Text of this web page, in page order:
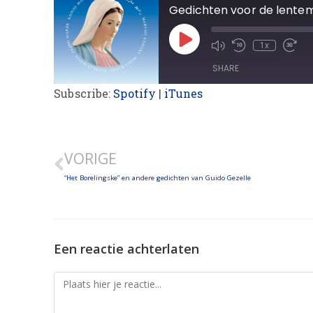
Gedichten voor de
1x
SHARE
Subscribe: Spotify | iTunes
VORIGE
“Het Borelingske” en andere gedichten van Guido Gezelle
Een reactie achterlaten